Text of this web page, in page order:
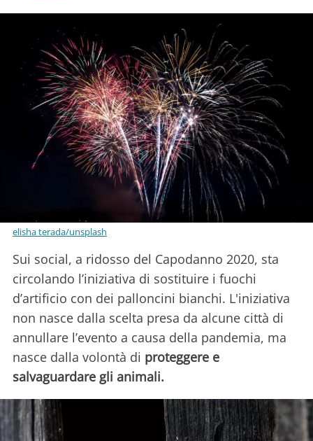
elisha terada/unsplash
Sui social, a ridosso del Capodanno 2020, sta
circolando l’iniziativa di sostituire i fuochi
d’artificio con dei palloncini bianchi. L'iniziativa
non nasce dalla scelta presa da alcune città di
annullare l’evento a causa della pandemia, ma
nasce dalla volontà di proteggere e
salvaguardare gli animali.